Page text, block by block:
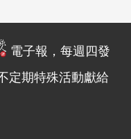
電子報，每週四發
定期特殊活動獻給